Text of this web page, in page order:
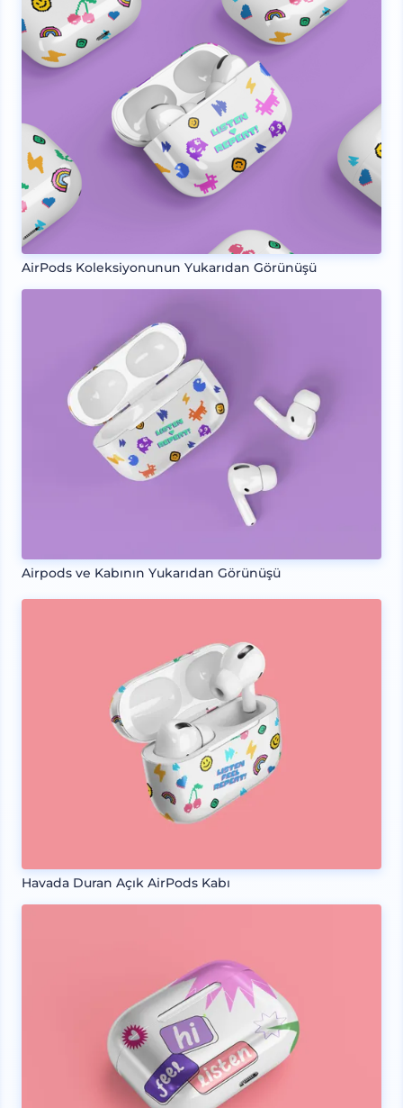
AirPods Koleksiyonunun Yukarıdan Görünüşü
Airpods ve Kabının Yukarıdan Görünüşü
Havada Duran Açık AirPods Kabı